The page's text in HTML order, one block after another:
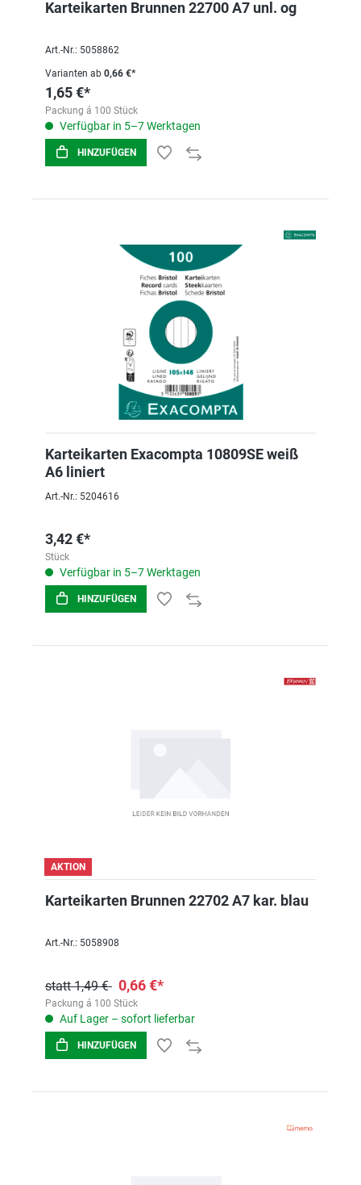
Karteikarten Brunnen 22700 A7 unl. og
Art.-Nr.: 5058862
Varianten ab 0,66 €*
1,65 €*
Packung á 100 Stück
Verfügbar in 5–7 Werktagen
HINZUFÜGEN
Karteikarten Exacompta 10809SE weiß
A6 liniert
Art.-Nr.: 5204616
3,42 €*
Stück
Verfügbar in 5–7 Werktagen
HINZUFÜGEN
AKTION
Karteikarten Brunnen 22702 A7 kar. blau
Art.-Nr.: 5058908
statt 1,49 € 0,66 €*
Packung á 100 Stück
Auf Lager – sofort lieferbar
HINZUFÜGEN